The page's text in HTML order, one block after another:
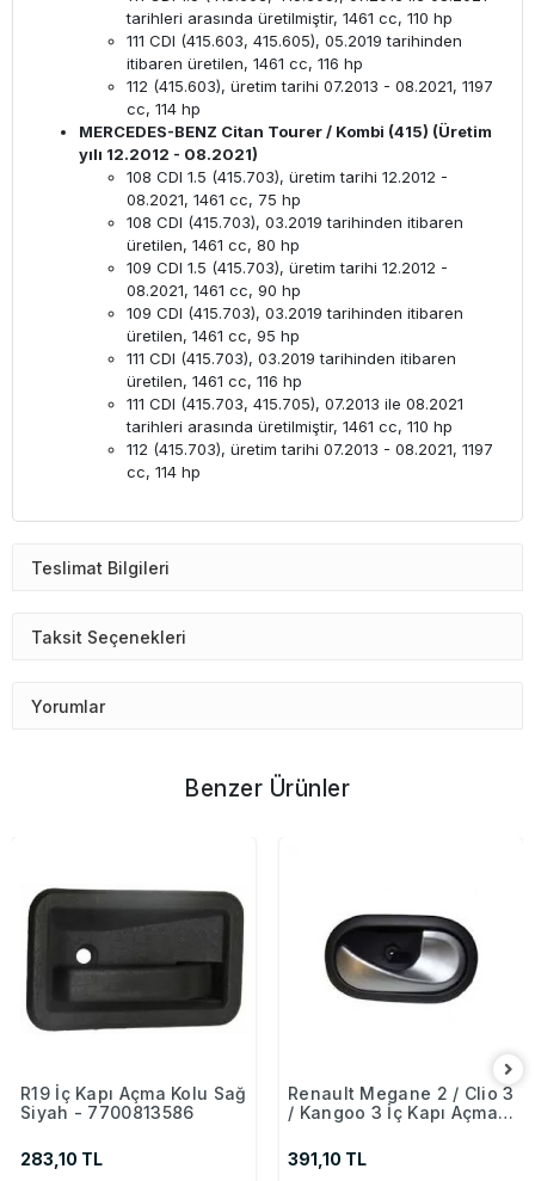
tarihleri ​​arasında üretilmiştir, 1461 cc, 110 hp
111 CDI (415.603, 415.605), 05.2019 tarihinden
itibaren üretilen, 1461 cc, 116 hp
112 (415.603), üretim tarihi 07.2013 - 08.2021, 1197
cc, 114 hp
MERCEDES-BENZ Citan Tourer / Kombi (415) (Üretim
yılı 12.2012 - 08.2021)
108 CDI 1.5 (415.703), üretim tarihi 12.2012 -
08.2021, 1461 cc, 75 hp
108 CDI (415.703), 03.2019 tarihinden itibaren
üretilen, 1461 cc, 80 hp
109 CDI 1.5 (415.703), üretim tarihi 12.2012 -
08.2021, 1461 cc, 90 hp
109 CDI (415.703), 03.2019 tarihinden itibaren
üretilen, 1461 cc, 95 hp
111 CDI (415.703), 03.2019 tarihinden itibaren
üretilen, 1461 cc, 116 hp
111 CDI (415.703, 415.705), 07.2013 ile 08.2021
tarihleri ​​arasında üretilmiştir, 1461 cc, 110 hp
112 (415.703), üretim tarihi 07.2013 - 08.2021, 1197
cc, 114 hp
Teslimat Bilgileri
Taksit Seçenekleri
Yorumlar
Benzer Ürünler
R19 İç Kapı Açma Kolu Sağ
Siyah - 7700813586
283,10 TL
Renault Megane 2 / Clio 3
/ Kangoo 3 İç Kapı Açma
8200174074
391,10 TL